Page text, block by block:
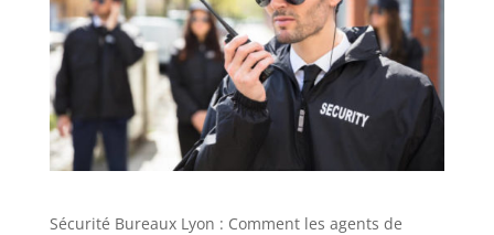
Sécurité Bureaux Lyon : Comment les agents de